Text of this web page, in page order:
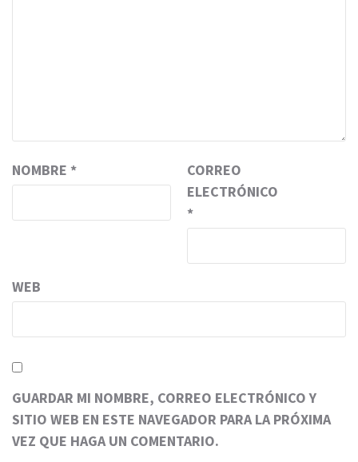
NOMBRE *
CORREO
ELECTRÓNICO
*
WEB
GUARDAR MI NOMBRE, CORREO ELECTRÓNICO Y
SITIO WEB EN ESTE NAVEGADOR PARA LA PRÓXIMA
VEZ QUE HAGA UN COMENTARIO.